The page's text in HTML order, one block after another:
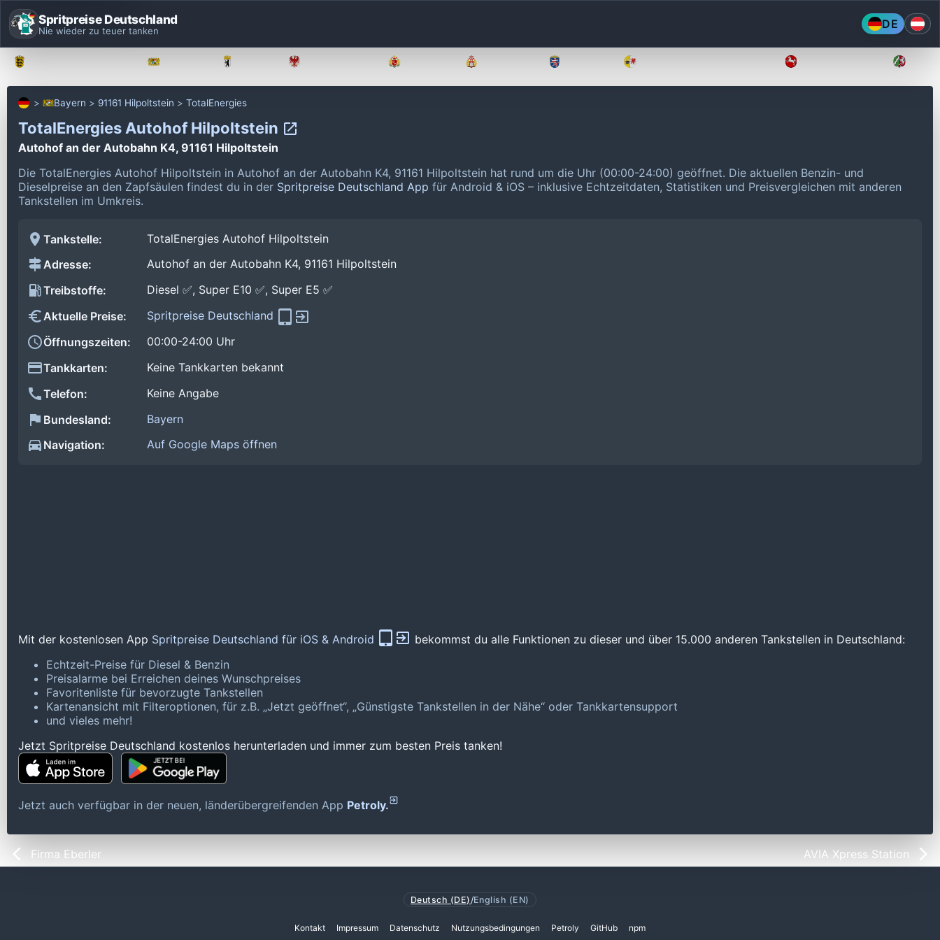
Spritpreise Deutschland
Nie wieder zu teuer tanken DE
Bayern 91161 Hilpoltstein TotalEnergies
TotalEnergies Autohof Hilpoltstein
Autohof an der Autobahn K4, 91161 Hilpoltstein
Die TotalEnergies Autohof Hilpoltstein in Autohof an der Autobahn K4, 91161 Hilpoltstein hat rund um die Uhr (00:00-24:00) geöffnet. Die aktuellen Benzin- und
Dieselpreise an den Zapfsäulen findest du in der Spritpreise Deutschland App für Android & iOS – inklusive Echtzeitdaten, Statistiken und Preisvergleichen mit anderen
Tankstellen im Umkreis.
Tankstelle:
TotalEnergies Autohof Hilpoltstein
Adresse:
Autohof an der Autobahn K4, 91161 Hilpoltstein
Treibstoffe:
Diesel ✅, Super E10 ✅, Super E5 ✅
Aktuelle Preise:
Spritpreise Deutschland
Öffnungszeiten:
00:00-24:00 Uhr
Tankkarten:
Keine Tankkarten bekannt
Telefon:
Keine Angabe
Bundesland:
Bayern
Navigation:
Auf Google Maps öffnen
Mit der kostenlosen App Spritpreise Deutschland für iOS & Android
bekommst du alle Funktionen zu dieser und über 15.000 anderen Tankstellen in Deutschland:
Echtzeit-Preise für Diesel & Benzin
Preisalarme bei Erreichen deines Wunschpreises
Favoritenliste für bevorzugte Tankstellen
Kartenansicht mit Filteroptionen, für z.B. „Jetzt geöffnet“, „Günstigste Tankstellen in der Nähe“ oder Tankkartensupport
und vieles mehr!
Jetzt Spritpreise Deutschland kostenlos herunterladen und immer zum besten Preis tanken!
Jetzt auch verfügbar in der neuen, länderübergreifenden App Petroly.
Firma Eberler AVIA Xpress Station
Deutsch (DE) /English (EN)
Kontakt Impressum Datenschutz Nutzungsbedingungen Petroly GitHub npm